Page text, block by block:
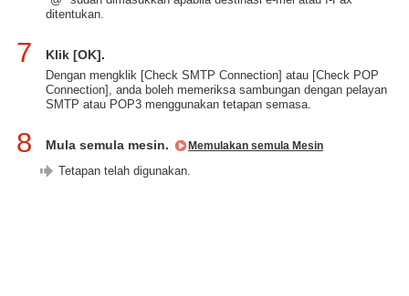
ditentukan.
7 Klik [OK].
Dengan mengklik [Check SMTP Connection] atau [Check POP
Connection], anda boleh memeriksa sambungan dengan pelayan
SMTP atau POP3 menggunakan tetapan semasa.
8 Mula semula mesin. Memulakan semula Mesin
Tetapan telah digunakan.